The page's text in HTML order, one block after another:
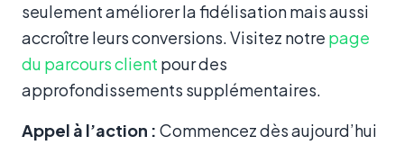
seulement améliorer la fidélisation mais aussi
accroître leurs conversions. Visitez notre page
du parcours client pour des
approfondissements supplémentaires.
Appel à l’action : Commencez dès aujourd’hui